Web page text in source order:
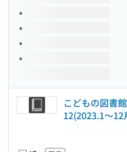
こどもの図書
12(2023.1〜12